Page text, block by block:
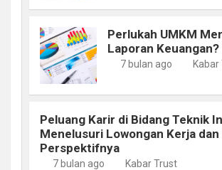
Perlukah UMKM
Laporan Keuangan?
7 bulan ago
Peluang Karir di Bidang Teknik
Menelusuri Lowongan Kerja dan
Perspektifnya
7 bulan ago Kabar Trust